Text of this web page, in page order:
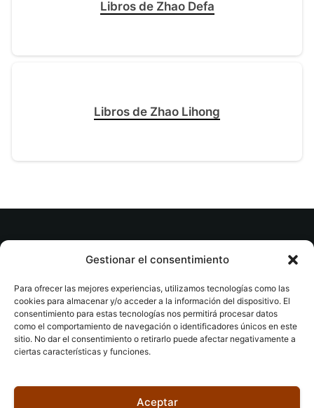
Gestionar el consentimiento
Para ofrecer las mejores experiencias, utilizamos tecnologías como las
cookies para almacenar y/o acceder a la información del dispositivo. El
consentimiento para estas tecnologías nos permitirá procesar datos
como el comportamiento de navegación o identificadores únicos en este
sitio. No dar el consentimiento o retirarlo puede afectar negativamente a
ciertas características y funciones.
Aceptar
Libros de Zhao Defa
Libros de Zhao Lihong
© tuslibrosvip.com · Todos los derechos
Aviso legal|Accesibilidad